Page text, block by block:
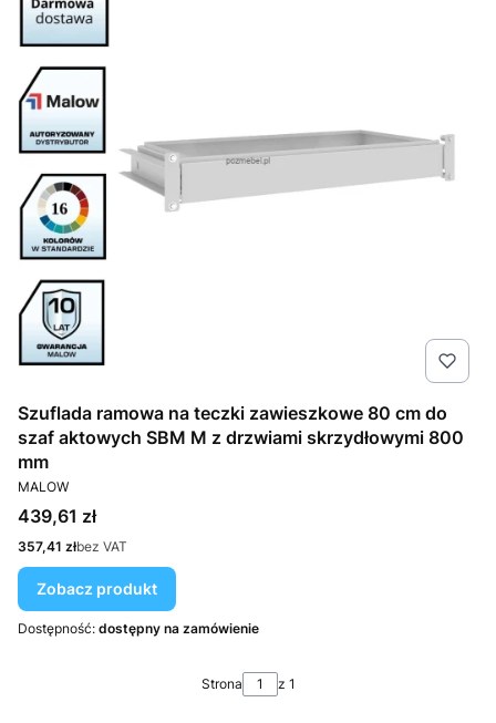
Szuflada ramowa na teczki zawieszkowe 80 cm do
szaf aktowych SBM M z drzwiami skrzydłowymi 800
mm
PRODUCENT
MALOW
Cena
439,61 zł
Cena
357,41 złbez VAT
Zobacz produkt
Dostępność: dostępny na zamówienie
Strona z 1